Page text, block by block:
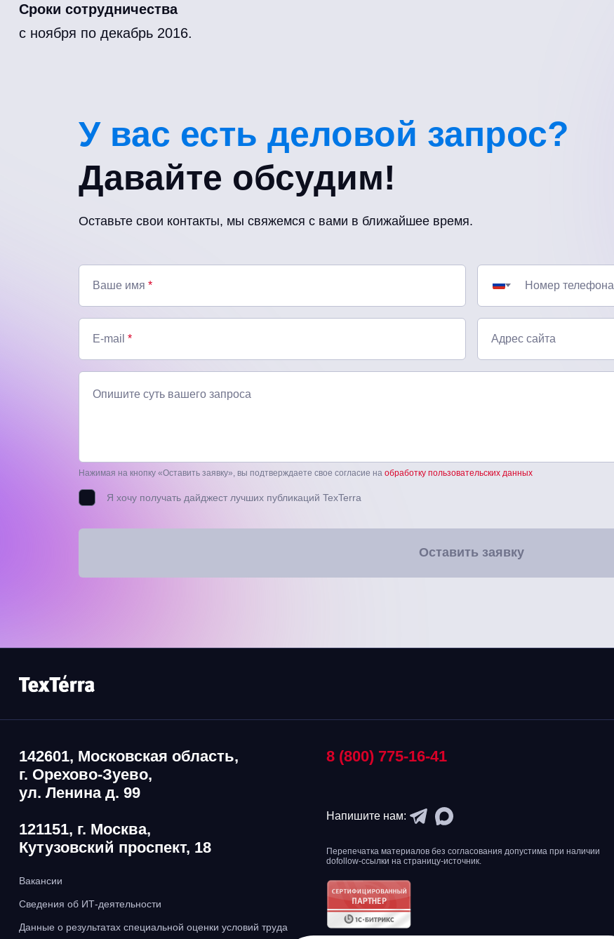
Сроки сотрудничества
с ноября по декабрь 2016.
У вас есть деловой запрос?
Давайте обсудим!
Оставьте свои контакты, мы свяжемся с вами в ближайшее время.
Ваше имя * Номер телефона
E-mail * Адрес сайта
Опишите суть вашего запроса
Нажимая на кнопку «Оставить заявку», вы подтверждаете свое согласие на обработку пользовательских данных
Я хочу получать дайджест лучших публикаций TexTerra
Оставить заявку
142601, Московская область,
г. Орехово-Зуево,
ул. Ленина д. 99
121151, г. Москва,
Кутузовский проспект, 18
Вакансии
Сведения об ИТ-деятельности
Данные о результатах специальной оценки условий труда
8 (800) 775-16-41
Напишите нам:
Перепечатка материалов без согласования допустима при наличии
dofollow-ссылки на страницу-источник.